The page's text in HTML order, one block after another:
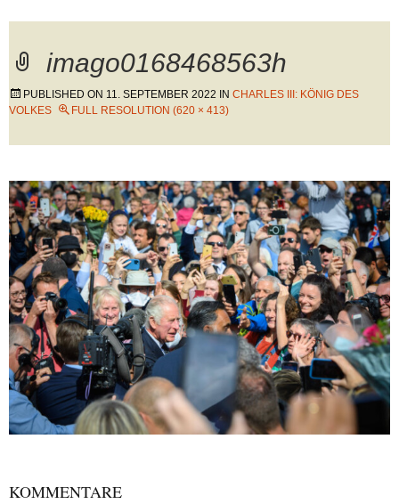
imago0168468563h
PUBLISHED ON 11. SEPTEMBER 2022 IN CHARLES III: KÖNIG DES
VOLKES
FULL RESOLUTION (620 × 413)
KOMMENTARE